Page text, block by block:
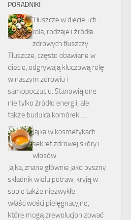
PORADNIKI
Tłuszcze w diecie: ich
rola, rodzaje i źródła
zdrowych tłuszczy
Tłuszcze, często obawiane w
diecie, odgrywają kluczową rolę
w naszym zdrowiu i
samopoczuciu. Stanowią one
nie tylko źródło energii, ale
także budulca komórek …
Jajka w kosmetykach –
sekret zdrowej skóry i
włosów
Jajka, znane głównie jako pyszny
składnik wielu potraw, kryją w
sobie także niezwykłe
właściwości pielęgnacyjne,
które mogą zrewolucjonizować